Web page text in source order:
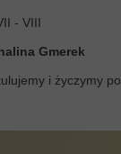
- VIII
Gmerek
i życzymy